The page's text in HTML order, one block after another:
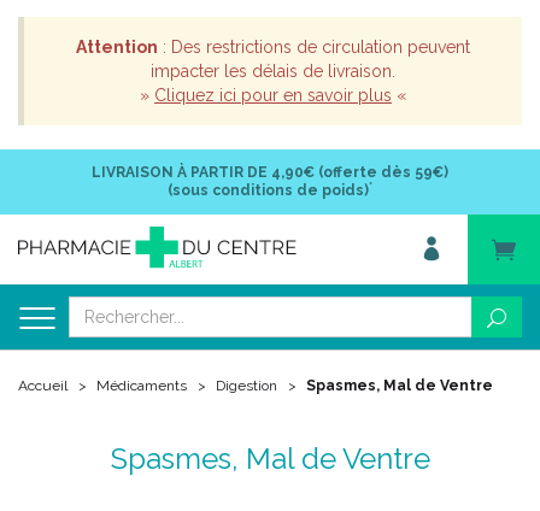
Attention : Des restrictions de circulation peuvent
impacter les délais de livraison.
» Cliquez ici pour en savoir plus «
LIVRAISON À PARTIR DE 4,90€ (offerte dès 59€)
(sous conditions de poids)*
Accueil Médicaments Digestion Spasmes, Mal de Ventre
Spasmes, Mal de Ventre